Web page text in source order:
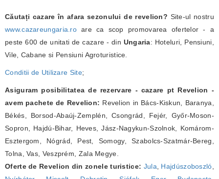
Căutați cazare în afara sezonului de revelion? Site-ul nostru
www.cazareungaria.ro are ca scop promovarea ofertelor - a
peste 600 de unitati de cazare - din Ungaria: Hoteluri, Pensiuni,
Vile, Cabane si Pensiuni Agroturistice.
Conditii de Utilizare Site;
Asiguram posibilitatea de rezervare - cazare pt Revelion -
avem pachete de Revelion: Revelion in Bács-Kiskun, Baranya,
Békés, Borsod-Abaúj-Zemplén, Csongrád, Fejér, Győr-Moson-
Sopron, Hajdú-Bihar, Heves, Jász-Nagykun-Szolnok, Komárom-
Esztergom, Nógrád, Pest, Somogy, Szabolcs-Szatmár-Bereg,
Tolna, Vas, Veszprém, Zala Megye.
Oferte de Revelion din zonele turistice: Jula Hajdúszoboszló